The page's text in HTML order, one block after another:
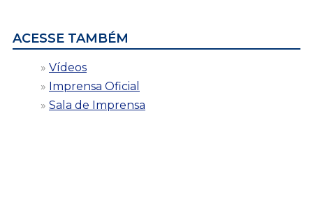
ACESSE TAMBÉM
Vídeos
Imprensa Oficial
Sala de Imprensa